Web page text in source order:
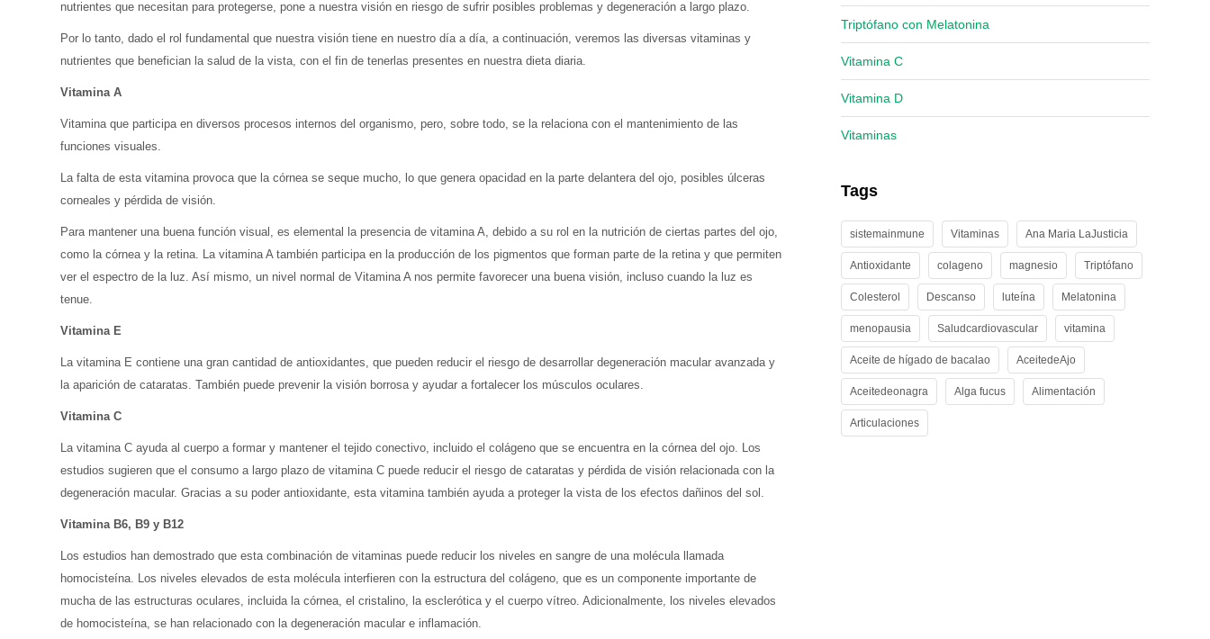
nutrientes que necesitan para protegerse, pone a nuestra visión en riesgo de sufrir posibles problemas y degeneración a largo plazo.
Por lo tanto, dado el rol fundamental que nuestra visión tiene en nuestro día a día, a continuación, veremos las diversas vitaminas y
nutrientes que benefician la salud de la vista, con el fin de tenerlas presentes en nuestra dieta diaria.
Vitamina A
Vitamina que participa en diversos procesos internos del organismo, pero, sobre todo, se la relaciona con el mantenimiento de las
funciones visuales.
La falta de esta vitamina provoca que la córnea se seque mucho, lo que genera opacidad en la parte delantera del ojo, posibles úlceras
corneales y pérdida de visión.
Para mantener una buena función visual, es elemental la presencia de vitamina A, debido a su rol en la nutrición de ciertas partes del ojo,
como la córnea y la retina. La vitamina A también participa en la producción de los pigmentos que forman parte de la retina y que permiten
ver el espectro de la luz. Así mismo, un nivel normal de Vitamina A nos permite favorecer una buena visión, incluso cuando la luz es
tenue.
Vitamina E
La vitamina E contiene una gran cantidad de antioxidantes, que pueden reducir el riesgo de desarrollar degeneración macular avanzada y
la aparición de cataratas. También puede prevenir la visión borrosa y ayudar a fortalecer los músculos oculares.
Vitamina C
La vitamina C ayuda al cuerpo a formar y mantener el tejido conectivo, incluido el colágeno que se encuentra en la córnea del ojo. Los
estudios sugieren que el consumo a largo plazo de vitamina C puede reducir el riesgo de cataratas y pérdida de visión relacionada con la
degeneración macular. Gracias a su poder antioxidante, esta vitamina también ayuda a proteger la vista de los efectos dañinos del sol.
Vitamina B6, B9 y B12
Los estudios han demostrado que esta combinación de vitaminas puede reducir los niveles en sangre de una molécula llamada
homocisteína. Los niveles elevados de esta molécula interfieren con la estructura del colágeno, que es un componente importante de
mucha de las estructuras oculares, incluida la córnea, el cristalino, la esclerótica y el cuerpo vítreo. Adicionalmente, los niveles elevados
de homocisteína, se han relacionado con la degeneración macular e inflamación.
Triptófano con Melatonina
Vitamina C
Vitamina D
Vitaminas
Tags
sistemainmune Vitaminas Ana Maria LaJusticia
Antioxidante colageno magnesio Triptófano
Colesterol Descanso luteína Melatonina
menopausia Saludcardiovascular vitamina
Aceite de hígado de bacalao AceitedeAjo
Aceitedeonagra Alga fucus Alimentación
Articulaciones